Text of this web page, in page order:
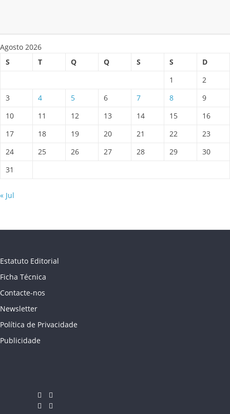
Agosto 2026
S
T Q Q S S
D
1
2
3
4 5 6 7 8
9
10
11 12 13 14 15
16
17
18 19 20 21 22
23
24
25 26 27 28 29
30
31
« Jul
Estatuto Editorial
Ficha Técnica
Contacte-nos
Newsletter
Política de Privacidade
Publicidade